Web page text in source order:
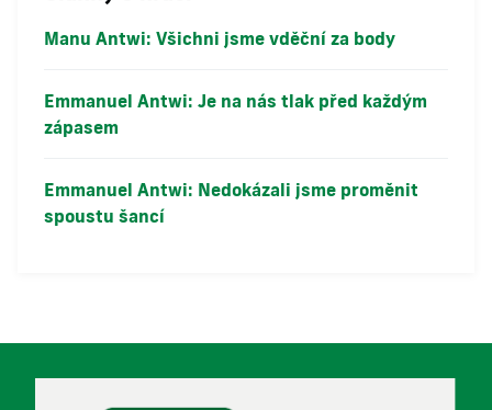
Manu Antwi: Všichni jsme vděční za body
Emmanuel Antwi: Je na nás tlak před každým
zápasem
Emmanuel Antwi: Nedokázali jsme proměnit
spoustu šancí